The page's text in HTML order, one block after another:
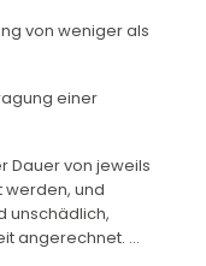
von weniger als
einer
Dauer von jeweils
werden, und
unschädlich,
angerechnet. ...